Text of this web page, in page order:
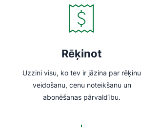
Rēķinot
Uzzini visu, ko tev ir jāzina par rēķinu
veidošanu, cenu noteikšanu un
abonēšanas pārvaldību.